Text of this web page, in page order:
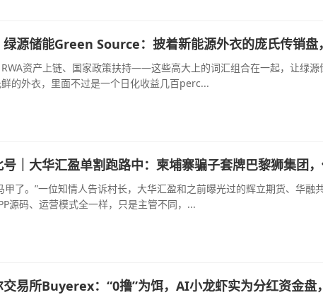
绿源储能Green Source：披着新能源外衣的庞氏传销盘
资产上链、国家政策扶持——这些高大上的词汇组合在一起，让绿
的外衣，里面不过是一个日化收益几百perc...
｜大华汇盈单割跑路中：柬埔寨骗子套牌巴黎狮集团
甲了。”一位知情人告诉村长，大华汇盈和之前曝光过的辉立期货、华融
源码、运营模式全一样，只是主管不同，...
易所Buyerex：“0撸”为饵，AI小龙虾实为分红资金盘